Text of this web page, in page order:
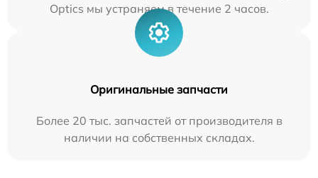
Optics мы устраняем в течение 2 часов.
Оригинальные запчасти
Более 20 тыс. запчастей от производителя в
наличии на собственных складах.